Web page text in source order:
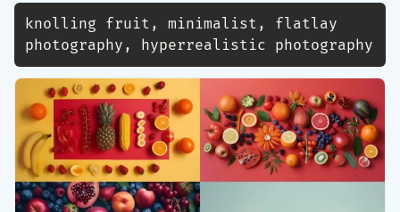
knolling fruit , minimalist ,
flatlay
photography , hyperrealistic photography